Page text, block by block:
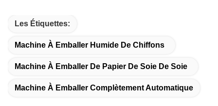
Les Étiquettes:
Machine À Emballer Humide De Chiffons
Machine À Emballer De Papier De Soie De Soie
Machine À Emballer Complètement Automatique